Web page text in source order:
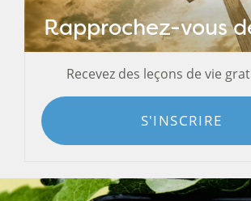
Rapprochez-vous
Recevez des leçons de vie
S'INSCRIRE